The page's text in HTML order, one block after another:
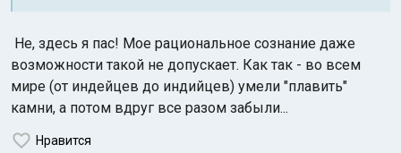
Не, здесь я пас! Мое рациональное сознание даже
возможности такой не допускает. Как так - во всем
мире (от индейцев до индийцев) умели "плавить"
камни, а потом вдруг все разом забыли...
Нравится